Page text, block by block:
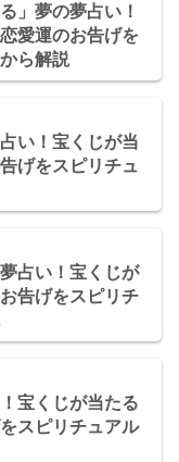
」夢の夢占い！
愛運のお告げを
ら解説
い！宝くじが当
げをスピリチュ
占い！宝くじが
告げをスピリチ
宝くじが当たる
スピリチュアル